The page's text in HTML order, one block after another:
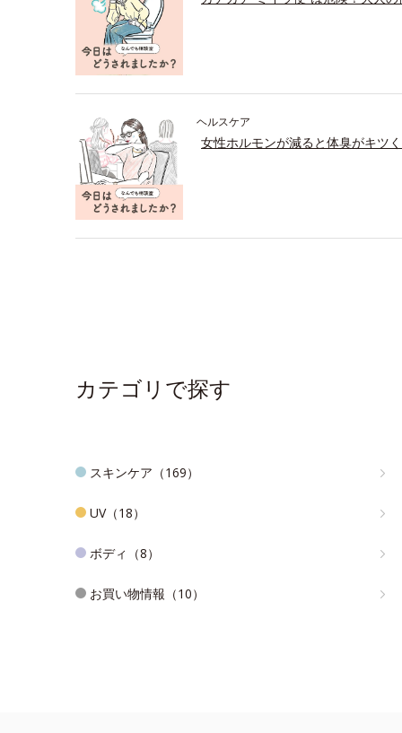
ヘルスケア
女性ホルモンが減ると体臭がキツ
カテゴリで探す
スキンケア（169）
UV（18）
ボディ（8）
お買い物情報（10）